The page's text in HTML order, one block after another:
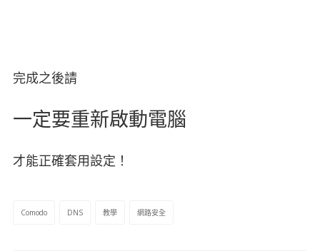
完成之後請
一定要重新啟動電腦
才能正確套用設定！
Comodo DNS 教學 網路安全